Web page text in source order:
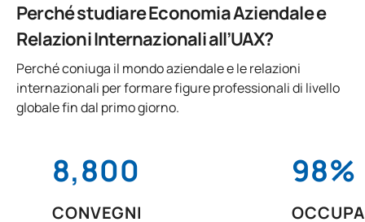
Perché studiare Economia Aziendale e
Relazioni Internazionali all’UAX?
Perché coniuga il mondo aziendale e le relazioni
internazionali per formare figure professionali di livello
globale fin dal primo giorno.
8,800
CONVEGNI
98%